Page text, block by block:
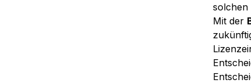
solchen
Mit der